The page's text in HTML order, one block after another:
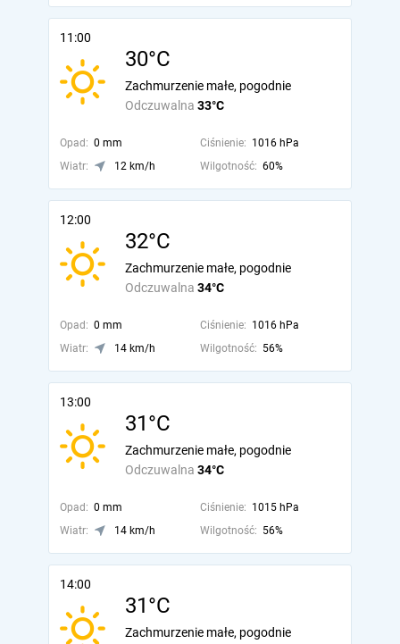
11:00
30°C
Odczuwalna 33°C
Zachmurzenie małe, pogodnie
Opad: 0 mm Ciśnienie: 1016 hPa
Wiatr:
12 km/h Wilgotność: 60%
12:00
32°C
Odczuwalna 34°C
Zachmurzenie małe, pogodnie
Opad: 0 mm Ciśnienie: 1016 hPa
Wiatr:
14 km/h Wilgotność: 56%
13:00
31°C
Odczuwalna 34°C
Zachmurzenie małe, pogodnie
Opad: 0 mm Ciśnienie: 1015 hPa
Wiatr:
14 km/h Wilgotność: 56%
14:00
31°C
Zachmurzenie małe, pogodnie